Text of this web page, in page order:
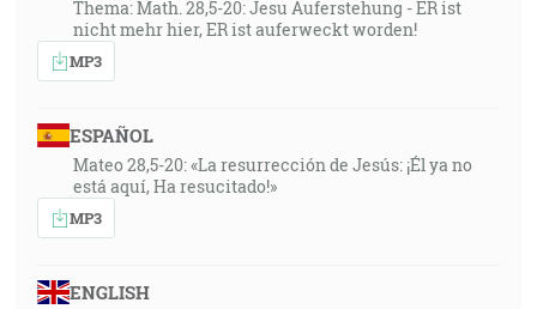
Thema: Math. 28,5-20: Jesu Auferstehung - ER ist
nicht mehr hier, ER ist auferweckt worden!
MP3
ESPAÑOL
Mateo 28,5-20: «La resurrección de Jesús: ¡Él ya no
está aquí, Ha resucitado!»
MP3
ENGLISH